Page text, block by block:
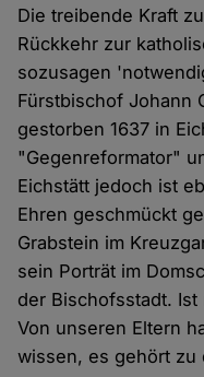
Die treibende Kraft
Rückkehr zur
sozusagen
Fürstbischof Johann
gestorben 1637 in
"Gegenreformator"
Eichstätt jedoch ist
Ehren geschmückt
Grabstein im
sein Porträt im
der Bischofsstadt.
Von unseren Eltern
wissen, es gehört zu